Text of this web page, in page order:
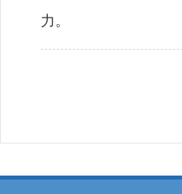
力。